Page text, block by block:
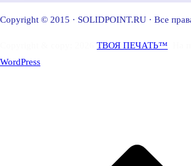
Copyright © 2015 · SOLIDPOINT.RU · Все
ТВОЯ ПЕЧАТЬ™
WordPress